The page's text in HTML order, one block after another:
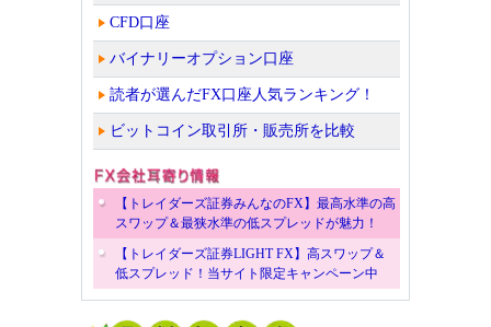
CFD口座
バイナリーオプション口座
読者が選んだFX口座人気ランキング！
ビットコイン取引所・販売所を比較
【トレイダーズ証券みんなのFX】最高水準の高
スワップ＆最狭水準の低スプレッドが魅力！
【トレイダーズ証券LIGHT FX】高スワップ＆
低スプレッド！当サイト限定キャンペーン中